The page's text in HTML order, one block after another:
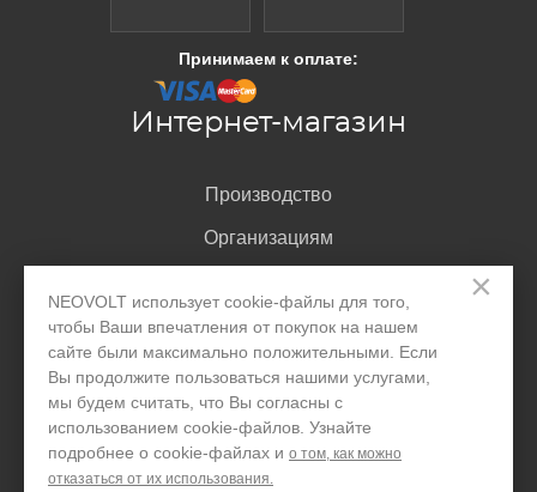
×
NEOVOLT использует cookie-файлы для того,
чтобы Ваши впечатления от покупок на нашем
сайте были максимально положительными. Если
Вы продолжите пользоваться нашими услугами,
мы будем считать, что Вы согласны с
использованием cookie-файлов. Узнайте
подробнее о cookie-файлах и о том, как можно
отказаться от их использования.
Принимаем к оплате:
Интернет-магазин
Производство
Организациям
Блог
Покупателю